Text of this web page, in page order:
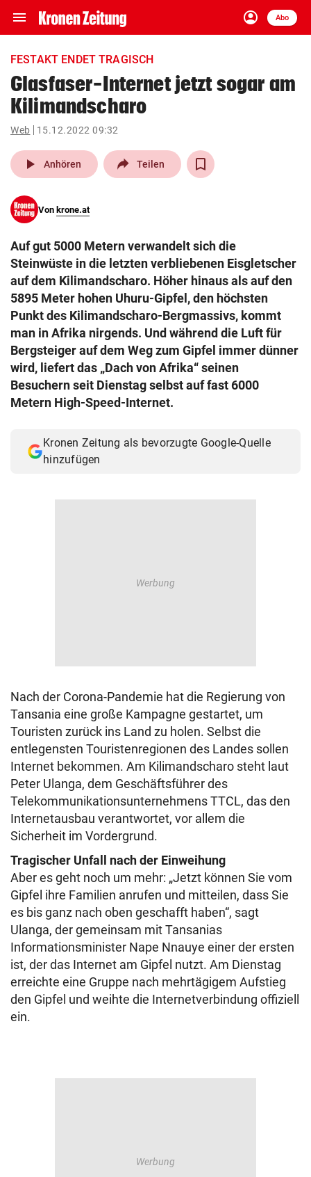
menu Navigation
ein-/ausklappen
account_circle
Anmelden
Abo
close Schließen
account_circle Anmelden
pin_drop
Wien arrow_right
search
eingeben
© Krone Multimedia GmbH & Co KG 2026
Muthgasse 2, 1190 Wien
FESTAKT ENDET TRAGISCH
Glasfaser-Internet jetzt sogar am
Kilimandscharo
Web 15.12.2022 09:32
play_arrow Anhören Teilen
Von krone.at
Auf gut 5000 Metern verwandelt sich die
Steinwüste in die letzten verbliebenen Eisgletscher
auf dem Kilimandscharo. Höher hinaus als auf den
5895 Meter hohen Uhuru-Gipfel, den höchsten
Punkt des Kilimandscharo-Bergmassivs, kommt
man in Afrika nirgends. Und während die Luft für
Bergsteiger auf dem Weg zum Gipfel immer dünner
wird, liefert das „Dach von Afrika“ seinen
Besuchern seit Dienstag selbst auf fast 6000
Metern High-Speed-Internet.
Kronen Zeitung als bevorzugte Google-Quelle
hinzufügen
Nach der Corona-Pandemie hat die Regierung von
Tansania eine große Kampagne gestartet, um
Touristen zurück ins Land zu holen. Selbst die
entlegensten Touristenregionen des Landes sollen
Internet bekommen. Am Kilimandscharo steht laut
Peter Ulanga, dem Geschäftsführer des
Telekommunikationsunternehmens TTCL, das den
Internetausbau verantwortet, vor allem die
Sicherheit im Vordergrund.
Tragischer Unfall nach der Einweihung
Aber es geht noch um mehr: „Jetzt können Sie vom
Gipfel ihre Familien anrufen und mitteilen, dass Sie
es bis ganz nach oben geschafft haben“, sagt
Ulanga, der gemeinsam mit Tansanias
Informationsminister Nape Nnauye einer der ersten
ist, der das Internet am Gipfel nutzt. Am Dienstag
erreichte eine Gruppe nach mehrtägigem Aufstieg
den Gipfel und weihte die Internetverbindung offiziell
ein.